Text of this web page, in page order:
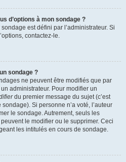
d’options à mon sondage ?
est défini par l’administrateur. Si
contactez-le.
sondage ?
ne peuvent être modifiés que par
administrateur. Pour modifier un
du premier message du sujet (c’est
Si personne n’a voté, l’auteur
le sondage. Autrement, seuls les
le modifier ou le supprimer. Ceci
les intitulés en cours de sondage.